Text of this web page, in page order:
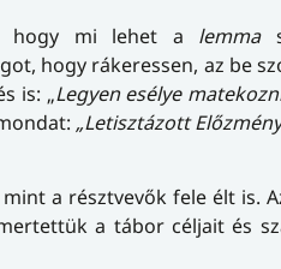
hogy mi lehet a lemma
hogy rákeressen, az be
is: „Legyen esélye
„Letisztázott
a résztvevők fele élt is.
a tábor céljait és